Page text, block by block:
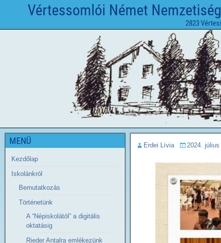
Vértessomlói Német
2823
Erdei Lívia 2024.
MENÜ
Kezdőlap
Iskolánkról
Bemutatkozás
Történetünk
A “Népiskolától” a digitális
oktatásig
Rieder Antalra emlékezünk